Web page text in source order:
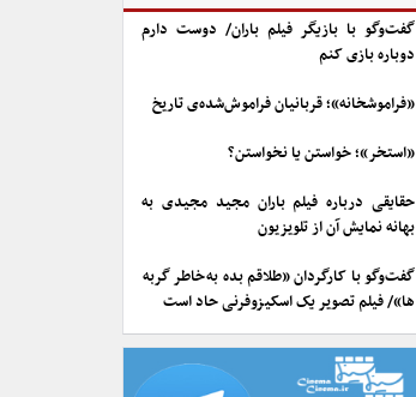
گفت‌وگو با بازیگر فیلم باران/ دوست دارم
دوباره بازی کنم
«فراموشخانه»؛ قربانیان فراموش‌شده‌ی تاریخ
«استخر»؛ خواستن یا نخواستن؟
حقایقی درباره فیلم باران مجید مجیدی به
بهانه نمایش آن از تلویزیون
گفت‌وگو با کارگردان «طلاقم بده به خاطر گربه
ها»/ فیلم تصویر یک اسکیزوفرنی حاد است